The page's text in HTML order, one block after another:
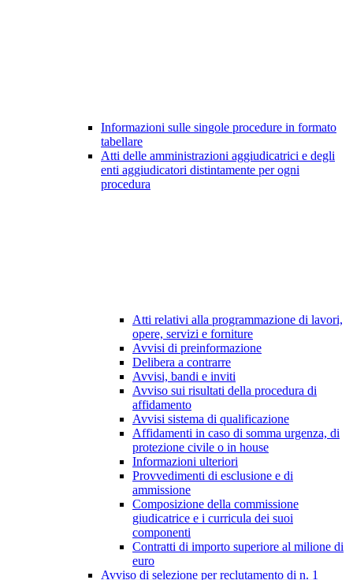
Informazioni sulle singole procedure in formato
tabellare
Atti delle amministrazioni aggiudicatrici e degli
enti aggiudicatori distintamente per ogni
procedura
Atti relativi alla programmazione di lavori,
opere, servizi e forniture
Avvisi di preinformazione
Delibera a contrarre
Avvisi, bandi e inviti
Avviso sui risultati della procedura di
affidamento
Avvisi sistema di qualificazione
Affidamenti in caso di somma urgenza, di
protezione civile o in house
Informazioni ulteriori
Provvedimenti di esclusione e di
ammissione
Composizione della commissione
giudicatrice e i curricula dei suoi
componenti
Contratti di importo superiore al milione di
euro
Avviso di selezione per reclutamento di n. 1